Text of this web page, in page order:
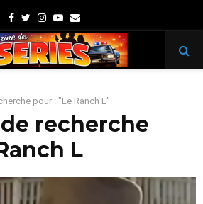
Facebook
TwitterInstagram
Youtube
Email
pour : "Le Ranch L"
recherche
L